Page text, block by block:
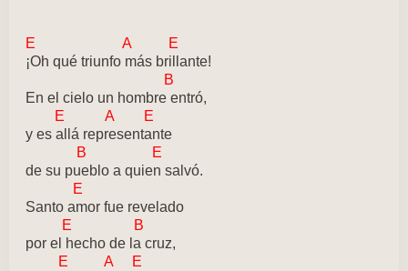
E A E
¡Oh qué triunfo más brillante!
B
En el cielo un hombre entró,
E A E
y es allá representante
B E
de su pueblo a quien salvó.
E
Santo amor fue revelado
E B
por el hecho de la cruz,
E A E